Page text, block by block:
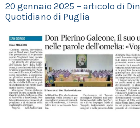
20 gennaio 2025 – articolo di
Quotidiano di Puglia